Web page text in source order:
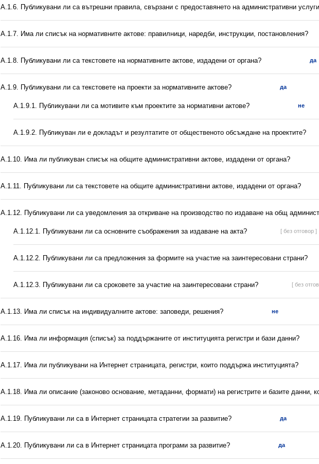
А.1.6. Публикувани ли са вътрешни правила, свързани с предоставянето на административни
А.1.7. Има ли списък на нормативните актове: правилници, наредби, инструкции, постановления?
А.1.8. Публикувани ли са текстовете на нормативните актове, издадени от органа? да
А.1.9. Публикувани ли са текстовете на проекти за нормативните актове? да
А.1.9.1. Публикувани ли са мотивите към проектите за нормативни актове? не
А.1.9.2. Публикуван ли е докладът и резултатите от общественото обсъждане на проектите?
А.1.10. Има ли публикуван списък на общите административни актове, издадени от органа?
А.1.11. Публикувани ли са текстовете на общите административни актове, издадени от органа?
А.1.12. Публикувани ли са уведомления за откриване на производство по издаване на общ
А.1.12.1. Публикувани ли са основните съображения за издаване на акта? [ без отговор ]
А.1.12.2. Публикувани ли са предложения за формите на участие на заинтересовани страни?
А.1.12.3. Публикувани ли са сроковете за участие на заинтересовани страни? [ без
А.1.13. Има ли списък на индивидуалните актове: заповеди, решения? не
А.1.16. Има ли информация (списък) за поддържаните от институцията регистри и бази данни?
А.1.17. Има ли публикувани на Интернет страницата, регистри, които поддържа институцията?
А.1.18. Има ли описание (законово основание, метаданни, формати) на регистрите и базите данни,
А.1.19. Публикувани ли са в Интернет страницата стратегии за развитие? да
А.1.20. Публикувани ли са в Интернет страницата програми за развитие? да